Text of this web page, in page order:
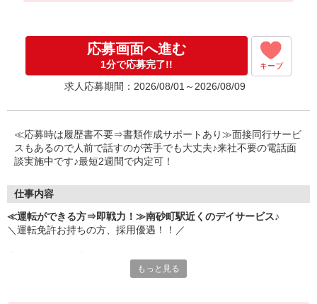
有資格により変動）
・固定残業手当：20,000円（10時間）
※固定残業時間を超過する場合には超過勤務手当と
して別途支給
・認知症介護基礎研修
・初任者研修
・実務者研修
・介護福祉士 など
応募画面へ進む
1分で応募完了!! キープ
求人応募期間：2026/08/01～2026/08/09
≪応募時は履歴書不要⇒書類作成サポートあり≫面接同行サービ
スもあるので人前で話すのが苦手でも大丈夫♪来社不要の電話面
談実施中です♪最短2週間で内定可！
仕事内容
≪運転ができる方⇒即戦力！≫南砂町駅近くのデイサービス♪
＼運転免許お持ちの方、採用優遇！！／
利用者さまの自立した生活に向けた支援。
もっと見る